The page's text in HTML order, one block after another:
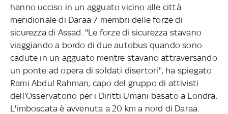
hanno ucciso in un agguato vicino alle città
meridionale di Daraa 7 membri delle forze di
sicurezza di Assad. "Le forze di sicurezza stavano
viaggiando a bordo di due autobus quando sono
cadute in un agguato mentre stavano attraversando
un ponte ad opera di soldati disertori", ha spiegato
Rami Abdul Rahman, capo del gruppo di attivisti
dell'Osservatorio per i Diritti Umani basato a Londra.
L'imboscata è avvenuta a 20 km a nord di Daraa.